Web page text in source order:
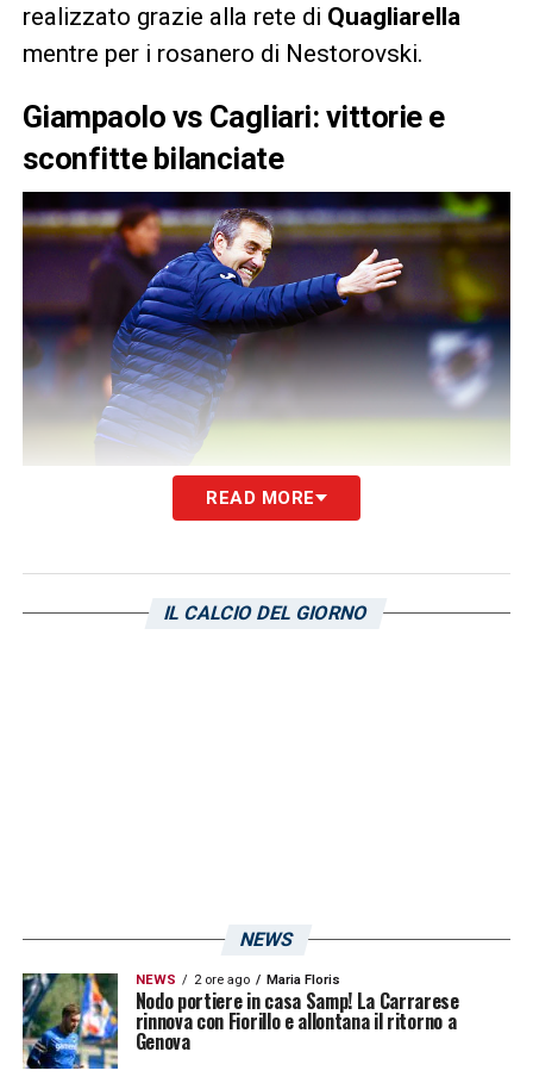
realizzato grazie alla rete di Quagliarella
mentre per i rosanero di Nestorovski.
Giampaolo vs Cagliari: vittorie e
sconfitte bilanciate
ha affrontato ilCagliari
cronologico è il pareggio casalingo per 1-1,
contro i blucerchiati
READ MORE
IL CALCIO DEL GIORNO
NEWS
NEWS 2 ore ago Maria Floris
Nodo portiere in casa Samp! La Carrarese
rinnova con Fiorillo e allontana il ritorno a
Genova